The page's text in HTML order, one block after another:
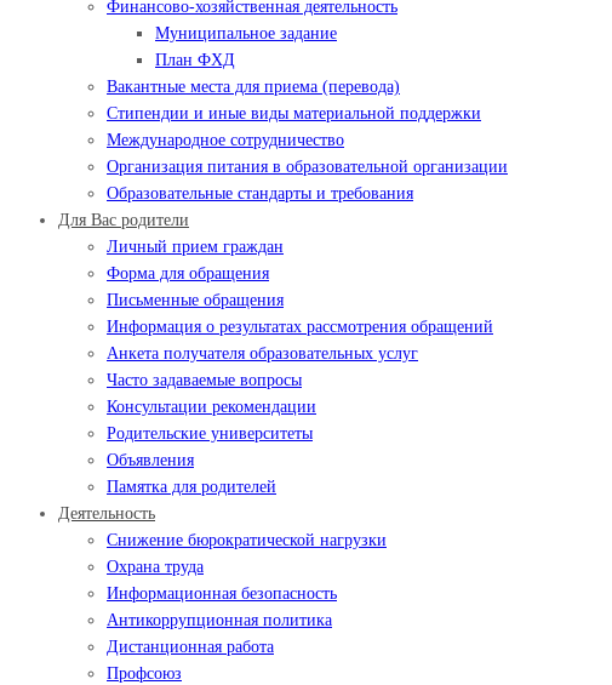
Финансово-хозяйственная деятельность
Муниципальное задание
План ФХД
Вакантные места для приема (перевода)
Стипендии и иные виды материальной поддержки
Международное сотрудничество
Организация питания в образовательной организации
Образовательные стандарты и требования
Для Вас родители
Личный прием граждан
Форма для обращения
Письменные обращения
Информация о результатах рассмотрения обращений
Анкета получателя образовательных услуг
Часто задаваемые вопросы
Консультации рекомендации
Родительские университеты
Объявления
Памятка для родителей
Деятельность
Снижение бюрократической нагрузки
Охрана труда
Информационная безопасность
Антикоррупционная политика
Дистанционная работа
Профсоюз